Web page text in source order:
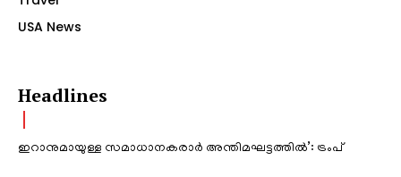
USA News
Headlines
ഇറാനുമായുള്ള സമാധാനകരാർ അന്തിമഘട്ടത്തിൽ‌’: ട്രംപ്